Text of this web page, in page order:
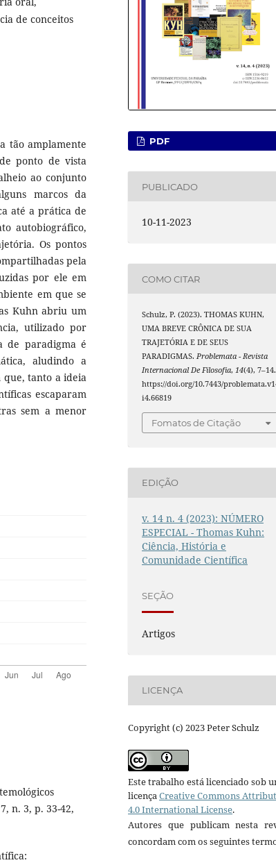
de conceitos
tão amplamente
ponto de vista
ao conjunto
marcos da
até a prática de
autobiográfico,
Os pontos
pela
por ele em
em que se
Kuhn abriu um
utilizado por
de paradigma é
aludindo a
que, tanto a ideia
escaparam
sem a menor
n. 3, p. 33-42,
PDF
PUBLICADO
10-11-2023
COMO CITAR
Schulz, P. (2023). THOMAS KUHN,
UMA BREVE CRÔNICA DE SUA
TRAJETÓRIA E DE SEUS
PARADIGMAS.Problemata - Revista
Internacional De Filosofia,14(4), 7–14.
https://doi.org/10.7443/
i4.66819
Fomatos de Citação
EDIÇÃO
v. 14 n. 4 (2023): NÚMERO
ESPECIAL - Thomas Kuhn:
Ciência, História e
Comunidade Científica
SEÇÃO
Artigos
LICENÇA
Copyright (c) 2023 Peter Schulz
Este trabalho está licenciado sob
licençaCreative Commons
4.0 International License.
Autores que publicam nesta
concordam com os seguintes